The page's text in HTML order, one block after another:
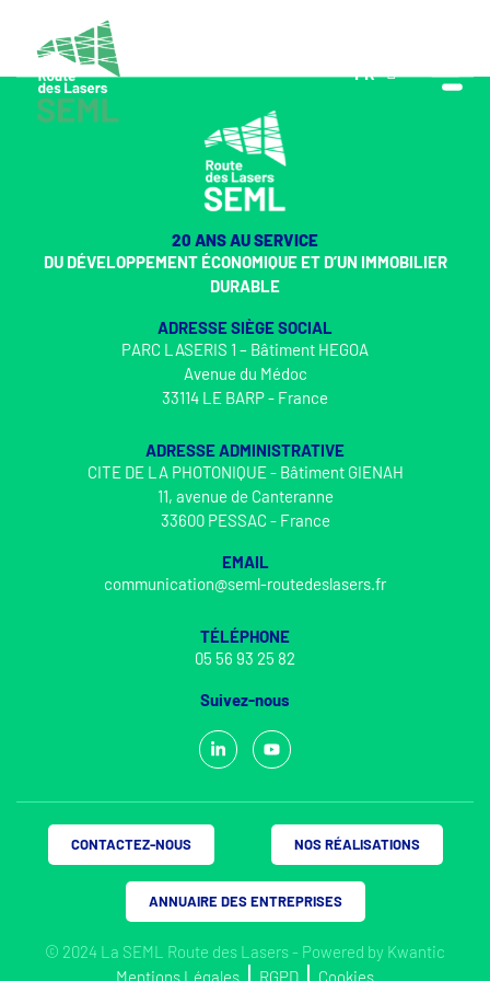
FR
EN
20 ANS AU SERVICE
DU DÉVELOPPEMENT ÉCONOMIQUE ET D’UN IMMOBILIER
DURABLE
ADRESSE SIÈGE SOCIAL
PARC LASERIS 1 – Bâtiment HEGOA
Avenue du Médoc
33114 LE BARP - France
ADRESSE ADMINISTRATIVE
CITE DE LA PHOTONIQUE - Bâtiment GIENAH
11, avenue de Canteranne
33600 PESSAC - France
EMAIL
communication@seml-routedeslasers.fr
TÉLÉPHONE
05 56 93 25 82
Suivez-nous
© 2024 La SEML Route des Lasers - Powered by Kwantic
Mentions Légales
RGPD Cookies
CONTACTEZ-NOUS NOS RÉALISATIONS
ANNUAIRE DES ENTREPRISES